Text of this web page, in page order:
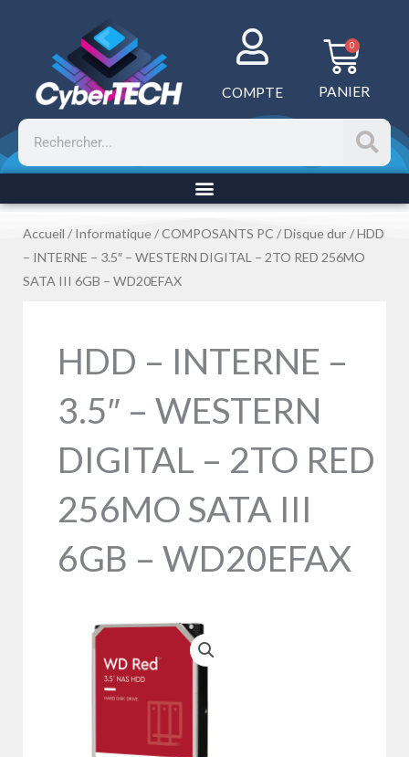
COMPTE
0
PANIER
Rechercher
Accueil /Informatique /COMPOSANTS PC /Disque dur / HDD
– INTERNE – 3.5″ – WESTERN DIGITAL – 2TO RED 256MO
SATA III 6GB – WD20EFAX
HDD – INTERNE –
3.5″ – WESTERN
DIGITAL – 2TO RED
256MO SATA III
6GB – WD20EFAX